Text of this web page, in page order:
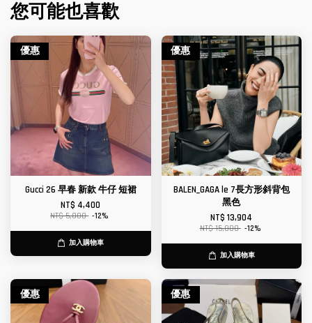
您可能也喜歡
優惠
Gucci 26 早春 新款 牛仔 短裙
NT$ 4,400
NT$ 5,000 -12%
加入購物車
優惠
BALEN_GAGA le 7長方形斜背包
黑色
NT$ 13,904
NT$ 15,800 -12%
加入購物車
優惠 優惠